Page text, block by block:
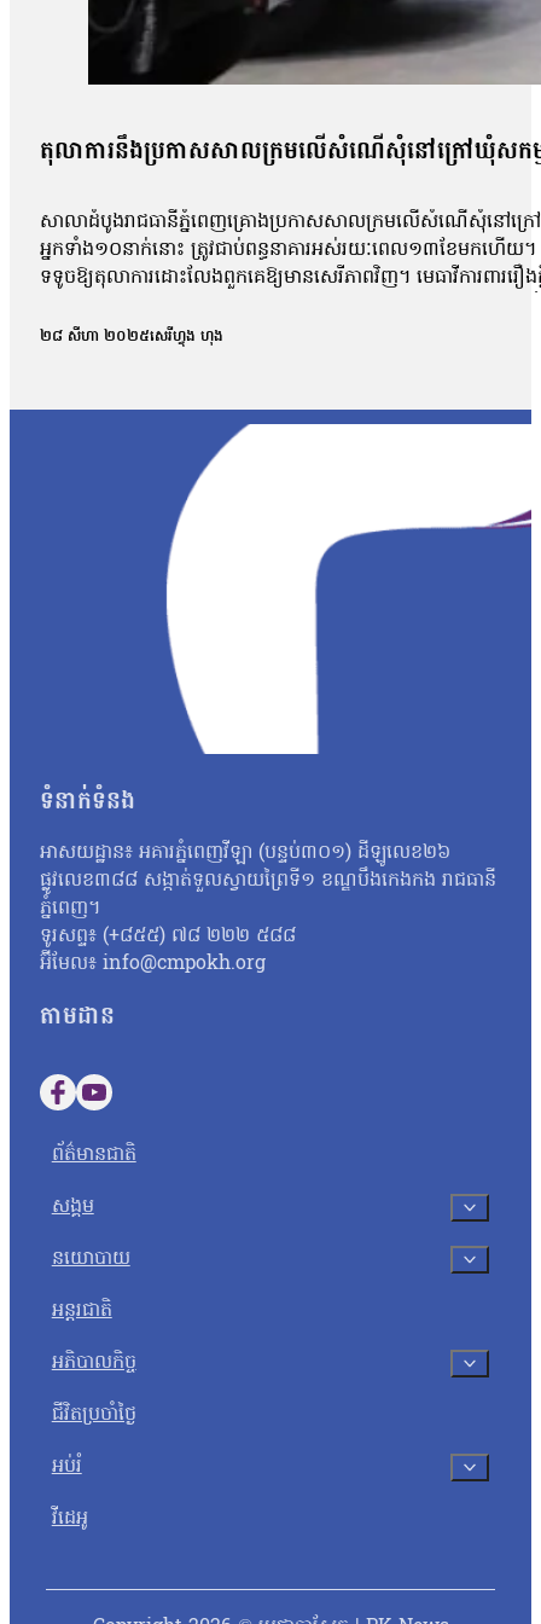
តុលាការនឹងប្រកាសសាលក្រមលើសំណើសុំនៅក្រៅឃុំសក
សាលាដំបូងរាជធានីភ្នំពេញគ្រោងប្រកាសសាលក្រមលើសំណើសុំនៅក្រៅ
អ្នកទាំង១០នាក់នោះ ត្រូវជាប់ពន្ធនាគារអស់រយៈពេល១៣ខែមកហើ
ទទូចឱ្យតុលាការដោះលែងពួកគេឱ្យមានសេរីភាពវិញ។ មេធាវីការព
សាលាដំបូងរាជធានីភ្នំពេញនៅព្រឹកថ្ងៃទី២៧ ខែសីហា ឆ្នាំ២០២៥ បាន
យើងអង្គសេចក្តី។ ដូច្នេះជាការសម្រេចរបស់តុលាការ គឺតុលាការគាត់
ស្នើសុំឱ្យនៅក្រៅឃុំនេះ គឺជាសវនាការហៅថាមុនអង្គសេចក្តី។ មុន
សវនាការអង្គសេចក្តីហ្នឹង បានចូលសវនាការមុនអង្គសេចក្តី»។
ប្រកាសសាលក្រមករណីនេះនៅថ្ងៃទី៣ ខែសីហា ឆ្នាំ២០២៥។ លោក សឺ
តុលាការនឹងពិចារណាដើម្បីឱ្យពួកគាត់បាននៅក្រៅឃុំដោយសារ ហេ
ដែលតុលាការគម្បីពិចារណា»។ បងស្រីបង្កើតរបស់សកម្មជនកិច្ចព្រម
គាត់និងបានបង្កឱ្យមានការលំបាកផ្នែកជីវភាពជាច្រើន។ កញ្ញាថា
តូចៗ៦នាក់នៅក្នុងបន្ទុក ទាំងសោភាដែលមានឪពុកម្តាយចាស់ជរានៅក្
ចំណាយទាំងអស់ ទៅលើការសួរសុខទុក្ខ ហើយនិងផ្គត់ផ្គង់ទៅអ្នកជាប់
«ជាក្ដីសង្ឃឹម ហើយនិងជាសំណូមពរគឺសុំឱ្យលោកតុលាការពិចារណាទៅ
ផ្សព្វផ្សាយអំពីច្បាប់ អ៊ីចឹងពួកគាត់បានបញ្ជាក់ហើយៗថាគាត់គ្រាន់
សាន សិទ្ធិ ជាប់ឃុំមក អ្នកស្រីត្រូវរ៉ាប់រងគ្រប់យ៉ាងក្នុងគ្រួសារដែលមា
ស្រាប់ហើយស្រុកយើងនេះខាងធនាគារ ខាងកូនរៀនផង ទឹកភ្លើងគ្រប់មុ
ទម្លាក់បទចោទគាត់ ហើយមើលទៅប៉ាវា មើលទៅសុខភាពគាត់ទ្រុឌទ្រ
ពេលឥឡូវនេះគាត់ថាស្តាប់បានតែ៣០ទេហើយស្គមឡើងជ្រួញឡើងស្លេ
សវនាការព្រឹកនេះ កត់សម្គាល់ថា រយៈពេលនៃការឃុំខ្លួនសកម្មជន
ទោសឱ្យជាប់ពន្ធនាគារពី ៦ខែ ទៅ២ឆ្នាំ ហើយមកដល់សព្វថ្ងៃនេះ គឺឃុំ
អង្គសេចក្ដី គឺសុំនៅក្រៅឃុំ។ ករណីនេះ លោក យី…
២៨ សីហា ២០២៥សេរីហ្វុង ហុង
ទំនាក់ទំនង
អាសយដ្ឋាន៖ អគារភ្នំពេញវីឡា (បន្ទប់៣០១) ដីឡូលេខ២៦
ផ្លូវលេខ៣៨៨ សង្កាត់ទួលស្វាយព្រៃទី១ ខណ្ឌបឹងកេងកង រាជធានី
ភ្នំពេញ។
ទូរសព្ទ៖ (+៨៥៥) ៧៨ ២២២ ៥៨៨
អ៊ីមែល៖ info@cmpokh.org
តាមដាន
Follow us on Facebook
Follow us on YouTube
ព័ត៌មានជាតិ
សង្គម
នយោបាយ
អន្តរជាតិ
អភិបាលកិច្ច
ជីវិតប្រចាំថ្ងៃ
អប់រំ
វីដេអូ